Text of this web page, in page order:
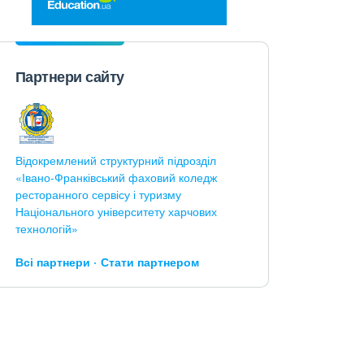
Партнери сайту
Відокремлений структурний підрозділ
«Івано-Франківський фаховий коледж
ресторанного сервісу і туризму
Національного університету харчових
технологій»
Всі партнери Стати партнером